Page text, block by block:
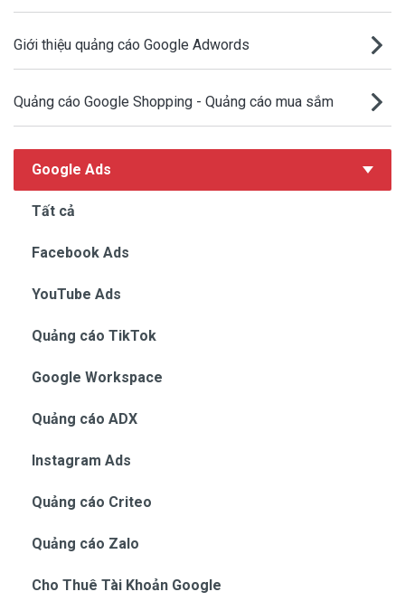
Giới thiệu quảng cáo Google Adwords
Quảng cáo Google Shopping - Quảng cáo mua sắm
Google Ads
Tất cả
Facebook Ads
YouTube Ads
Quảng cáo TikTok
Google Workspace
Quảng cáo ADX
Instagram Ads
Quảng cáo Criteo
Quảng cáo Zalo
Cho Thuê Tài Khoản Google